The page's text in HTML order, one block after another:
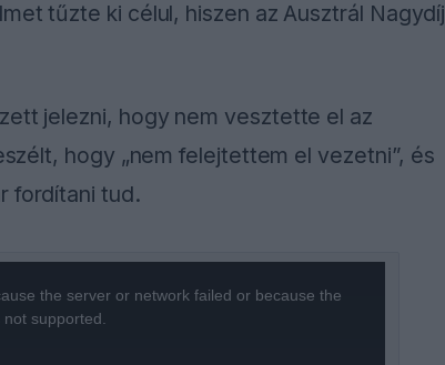
tűzte ki célul, hiszen az Ausztrál Nagydíj
jelezni, hogy nem vesztette el az
hogy „nem felejtettem el vezetni”, és
fordítani tud.
the server or network failed or because the
supported.